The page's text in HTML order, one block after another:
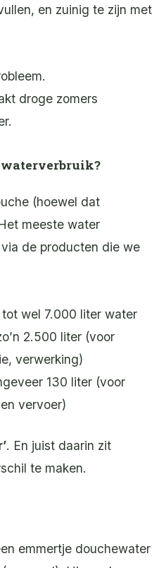
en zuinig te zijn met
droge zomers
waterverbruik?
(hoewel dat
meeste water
de producten die we
tot wel 7.000 liter water
2.500 liter (voor
verwerking)
130 liter (voor
vervoer)
. En juist daarin zit
te maken.
emmertje douchewater